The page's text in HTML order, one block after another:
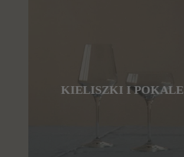
KIELISZKI I POKALE